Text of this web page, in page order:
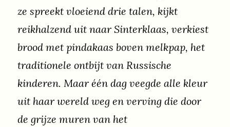
ze spreekt vloeiend drie talen, kijkt
reikhalzend uit naar Sinterklaas, verkiest
brood met pindakaas boven melkpap, het
traditionele ontbijt van Russische
kinderen. Maar één dag veegde alle kleur
uit haar wereld weg en verving die door
de grijze muren van het